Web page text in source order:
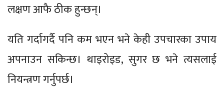
लक्षण आफै ठीक हुन्छन्।
यति गर्दागर्दै पनि कम भएन भने केही उपचारका उपाय
अपनाउन सकिन्छ। थाइरोइड, सुगर छ भने त्यसलाई
नियन्त्रण गर्नुपर्छ।